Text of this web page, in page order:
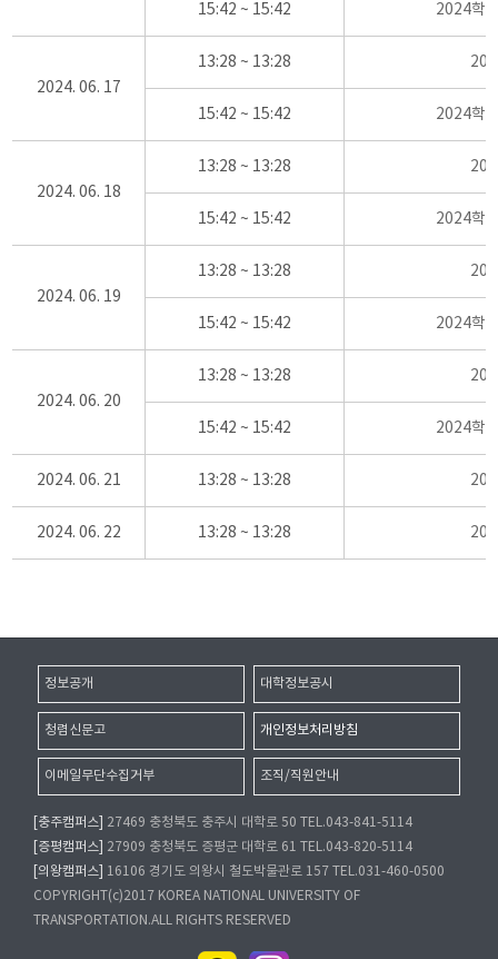
15:42 ~ 15:42 2024학
2024. 06. 17
13:28 ~ 13:28
15:42 ~ 15:42 2024학
2024. 06. 18
13:28 ~ 13:28
15:42 ~ 15:42 2024학
2024. 06. 19
13:28 ~ 13:28
15:42 ~ 15:42 2024학
2024. 06. 20
13:28 ~ 13:28
15:42 ~ 15:42 2024학
2024. 06. 21 13:28 ~ 13:28
2024. 06. 22 13:28 ~ 13:28
정보공개 대학정보공시
청렴신문고 개인정보처리방침
이메일무단수집거부 조직/직원안내
[충주캠퍼스]
27469 충청북도 충주시 대학로 50 TEL.043-841-5114
[증평캠퍼스]
27909 충청북도 증평군 대학로 61 TEL.043-820-5114
[의왕캠퍼스]
16106 경기도 의왕시 철도박물관로 157 TEL.031-460-0500
COPYRIGHT(c)2017 KOREA NATIONAL UNIVERSITY OF
TRANSPORTATION.ALL RIGHTS RESERVED